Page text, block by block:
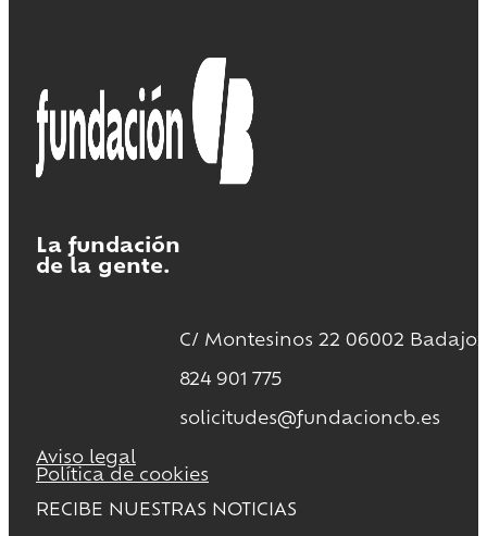
La fundación
de la gente.
C/ Montesinos 22 06002 Badajoz
824 901 775
solicitudes@fundacioncb.es
Aviso legal
Política de cookies
RECIBE NUESTRAS NOTICIAS